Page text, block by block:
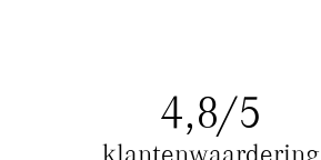
4,8/5
klantenwaardering